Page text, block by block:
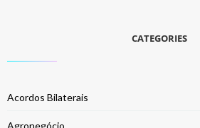
CATEGORIES
Acordos Bilaterais
Agronegócio